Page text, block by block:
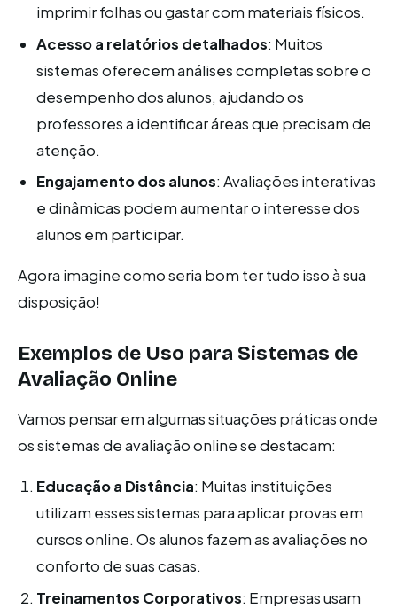
imprimir folhas ou gastar com materiais físicos.
Acesso a relatórios detalhados: Muitos
sistemas oferecem análises completas sobre o
desempenho dos alunos, ajudando os
professores a identificar áreas que precisam de
atenção.
Engajamento dos alunos: Avaliações interativas
e dinâmicas podem aumentar o interesse dos
alunos em participar.
Agora imagine como seria bom ter tudo isso à sua
disposição!
Exemplos de Uso para Sistemas de
Avaliação Online
Vamos pensar em algumas situações práticas onde
os sistemas de avaliação online se destacam:
Educação a Distância: Muitas instituições
utilizam esses sistemas para aplicar provas em
cursos online. Os alunos fazem as avaliações no
conforto de suas casas.
Treinamentos Corporativos: Empresas usam